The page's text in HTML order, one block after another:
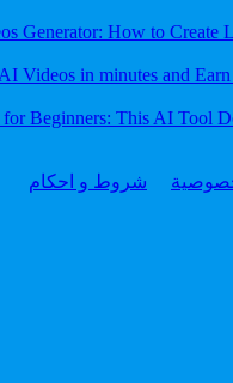
Generator: How to Create
Videos in minutes and
Beginners: This AI Tool
شروط و احكام